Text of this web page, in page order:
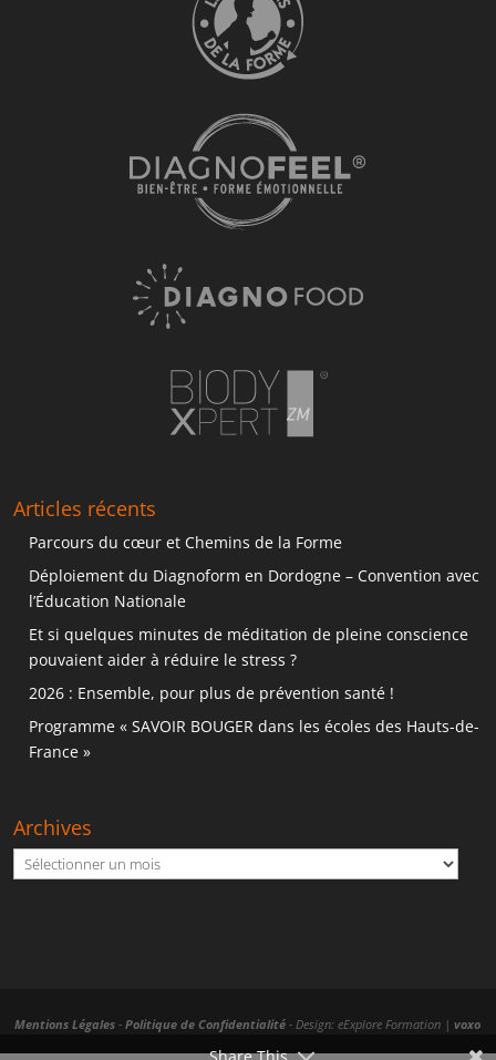
Articles récents
Parcours du cœur et Chemins de la Forme
Déploiement du Diagnoform en Dordogne – Convention avec
l’Éducation Nationale
Et si quelques minutes de méditation de pleine conscience
pouvaient aider à réduire le stress ?
2026 : Ensemble, pour plus de prévention santé !
Programme « SAVOIR BOUGER dans les écoles des Hauts-de-
France »
Archives
Archives
Mentions Légales -Politique de Confidentialité - Design: eExplore Formation |voxo